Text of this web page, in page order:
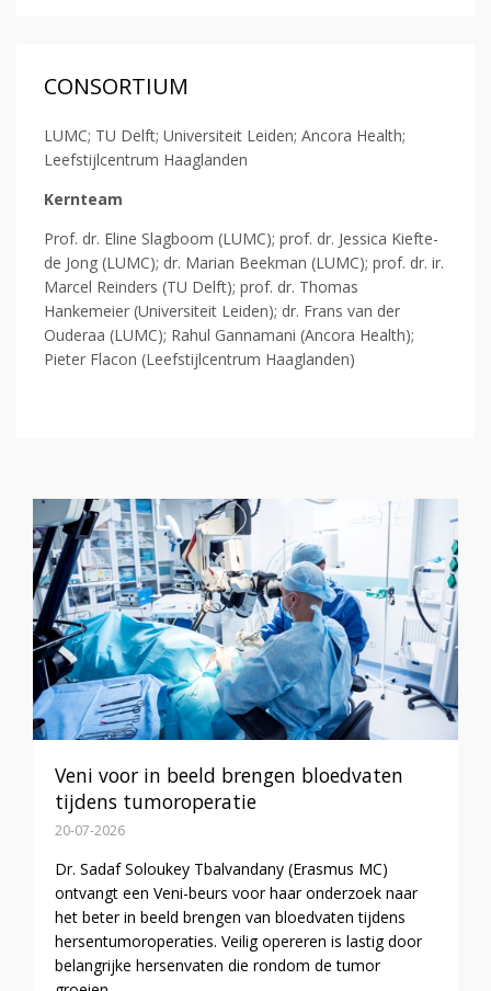
CONSORTIUM
LUMC; TU Delft; Universiteit Leiden; Ancora Health;
Leefstijlcentrum Haaglanden
Kernteam
Prof. dr. Eline Slagboom (LUMC); prof. dr. Jessica Kiefte-
de Jong (LUMC); dr. Marian Beekman (LUMC); prof. dr. ir.
Marcel Reinders (TU Delft); prof. dr. Thomas
Hankemeier (Universiteit Leiden); dr. Frans van der
Ouderaa (LUMC); Rahul Gannamani (Ancora Health);
Pieter Flacon (Leefstijlcentrum Haaglanden)
Veni voor in beeld brengen bloedvaten
tijdens tumoroperatie
20-07-2026
Dr. Sadaf Soloukey Tbalvandany (Erasmus MC)
ontvangt een Veni-beurs voor haar onderzoek naar
het beter in beeld brengen van bloedvaten tijdens
hersentumoroperaties. Veilig opereren is lastig door
belangrijke hersenvaten die rondom de tumor